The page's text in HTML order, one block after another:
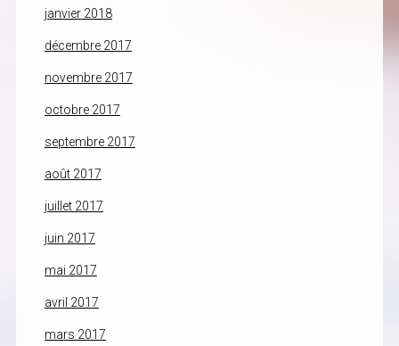
janvier 2018
décembre 2017
novembre 2017
octobre 2017
septembre 2017
août 2017
juillet 2017
juin 2017
mai 2017
avril 2017
mars 2017